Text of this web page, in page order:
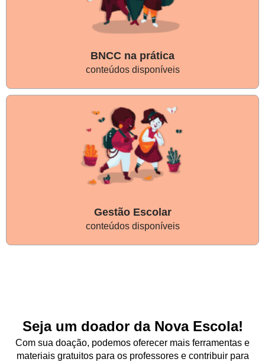
BNCC na prática
conteúdos disponíveis
Gestão Escolar
conteúdos disponíveis
Seja um doador da Nova Escola!
Com sua doação, podemos oferecer mais ferramentas e
materiais gratuitos para os professores e contribuir para